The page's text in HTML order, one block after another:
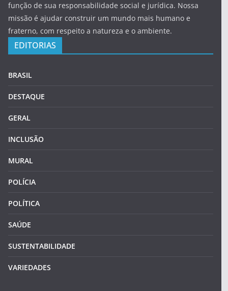
função de sua responsabilidade social e jurídica. Nossa
missão é ajudar construir um mundo mais humano e
fraterno, com respeito a natureza e o ambiente.
EDITORIAS
BRASIL
DESTAQUE
GERAL
INCLUSÃO
MURAL
POLÍCIA
POLÍTICA
SAÚDE
SUSTENTABILIDADE
VARIEDADES